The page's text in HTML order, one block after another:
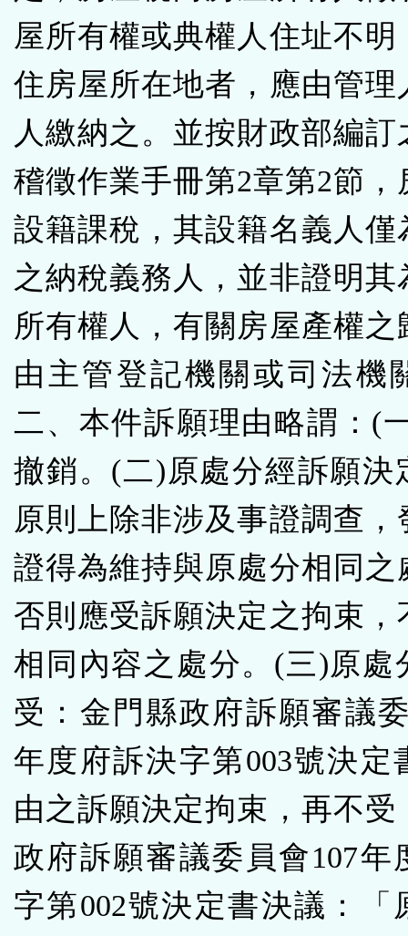
屋所有權或典權人住址不明
住房屋所在地者，應由管理
人繳納之。並按財政部編訂
稽徵作業手冊第2章第2節，
設籍課稅，其設籍名義人僅
之納稅義務人，並非證明其
所有權人，有關房屋產權之
由主管登記機關或司法機
二、本件訴願理由略謂：(
撤銷。(二)原處分經訴願決
原則上除非涉及事證調查，
證得為維持與原處分相同之
否則應受訴願決定之拘束，
相同內容之處分。(三)原處
受：金門縣政府訴願審議
年度府訴決字第003號決定
由之訴願決定拘束，再不受
政府訴願審議委員會107年
字第002號決定書決議：「